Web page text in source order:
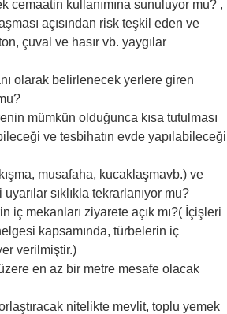
cemaatin kullanımına sunuluyor mu? ,
açısından risk teşkil eden ve
çuval ve hasır vb. yaygılar
olarak belirlenecek yerlere giren
mümkün olduğunca kısa tutulması
ve tesbihatın evde yapılabileceği
musafaha, kucaklaşmavb.) ve
sıklıkla tekrarlanıyor mu?
mekanları ziyarete açık mı?( İçişleri
kapsamında, türbelerin iç
verilmiştir.)
en az bir metre mesafe olacak
nitelikte mevlit, toplu yemek